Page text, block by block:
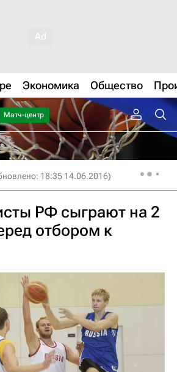
Экономика Общество
Матч-центр
18:35 14.06.2016)
РФ сыграют на 2
отбором к